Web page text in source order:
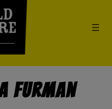
Furman